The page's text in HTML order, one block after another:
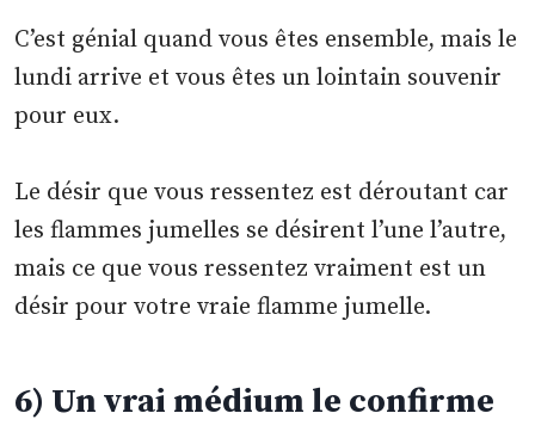
C’est génial quand vous êtes ensemble, mais le
lundi arrive et vous êtes un lointain souvenir
pour eux.
Le désir que vous ressentez est déroutant car
les flammes jumelles se désirent l’une l’autre,
mais ce que vous ressentez vraiment est un
désir pour votre vraie flamme jumelle.
6) Un vrai médium le confirme